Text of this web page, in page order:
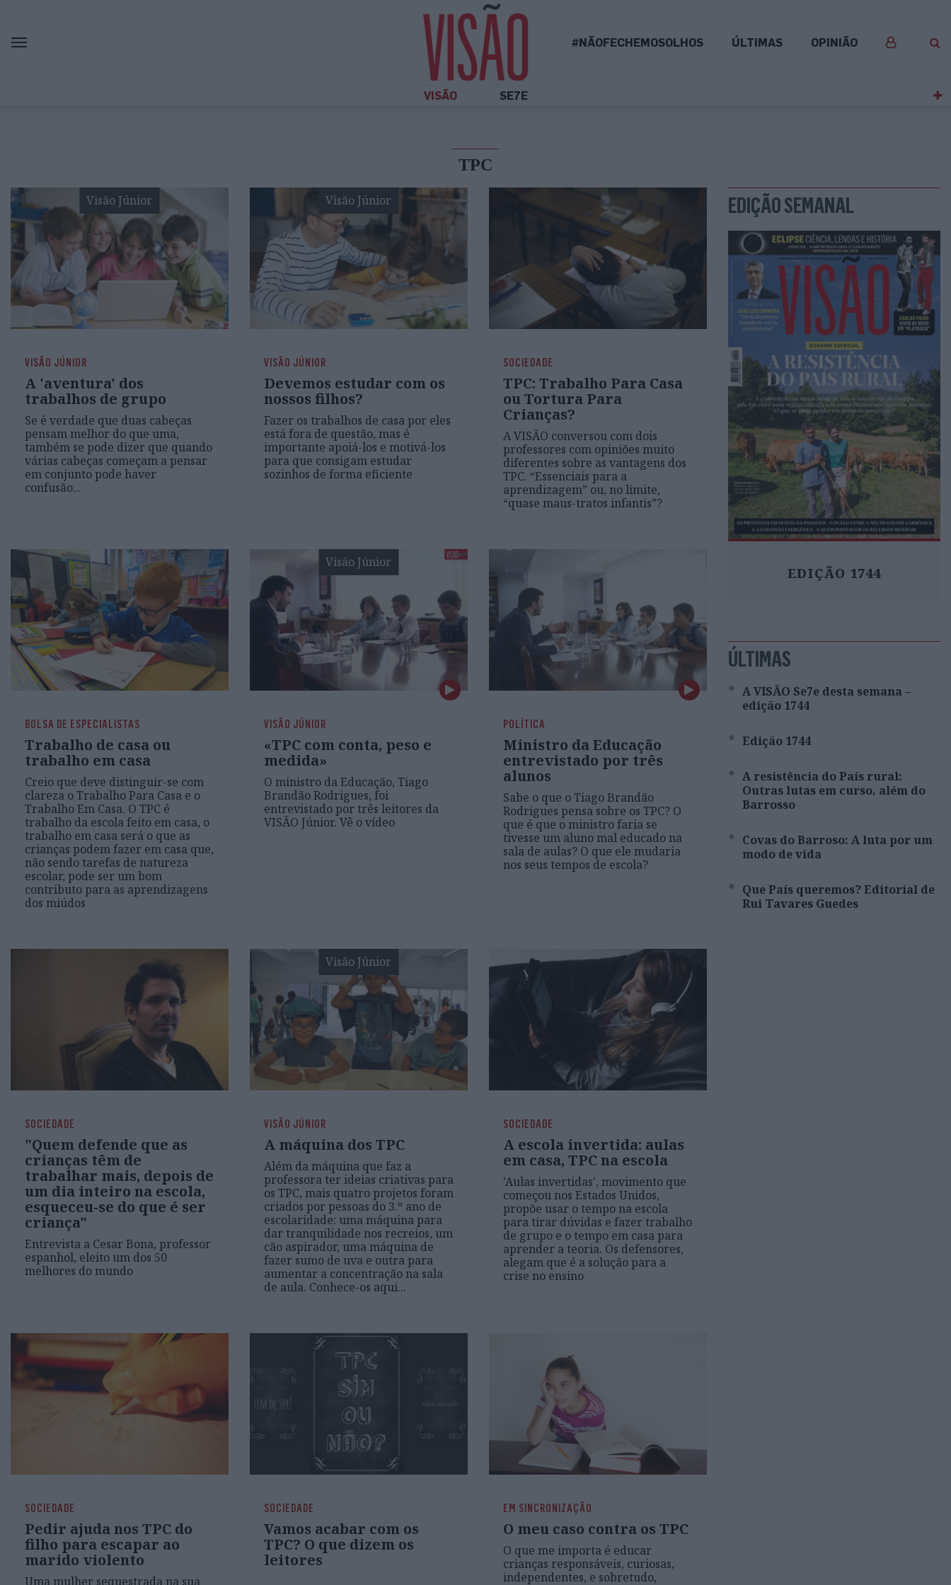
#NÃOFECHEMOSOLHOS ÚLTIMAS OPINIÃO
VISÃO SE7E
TPC
Visão Júnior
VISÃO JÚNIOR
A 'aventura' dos
trabalhos de grupo
Se é verdade que duas cabeças
pensam melhor do que uma,
também se pode dizer que quando
várias cabeças começam a pensar
em conjunto pode haver
confusão...
Visão Júnior
VISÃO JÚNIOR
Devemos estudar com os
nossos filhos?
Fazer os trabalhos de casa por eles
está fora de questão, mas é
importante apoiá-los e motivá-los
para que consigam estudar
sozinhos de forma eficiente
SOCIEDADE
TPC: Trabalho Para Casa
ou Tortura Para
Crianças?
A VISÃO conversou com dois
professores com opiniões muito
diferentes sobre as vantagens dos
TPC. “Essenciais para a
aprendizagem” ou, no limite,
“quase maus-tratos infantis”?
BOLSA DE ESPECIALISTAS
Trabalho de casa ou
trabalho em casa
Creio que deve distinguir-se com
clareza o Trabalho Para Casa e o
Trabalho Em Casa. O TPC é
trabalho da escola feito em casa, o
trabalho em casa será o que as
crianças podem fazer em casa que,
não sendo tarefas de natureza
escolar, pode ser um bom
contributo para as aprendizagens
dos miúdos
Visão Júnior
VISÃO JÚNIOR
«TPC com conta, peso e
medida»
O ministro da Educação, Tiago
Brandão Rodrigues, foi
entrevistado por três leitores da
VISÃO Júnior. Vê o vídeo
POLÍTICA
Ministro da Educação
entrevistado por três
alunos
Sabe o que o Tiago Brandão
Rodrigues pensa sobre os TPC? O
que é que o ministro faria se
tivesse um aluno mal educado na
sala de aulas? O que ele mudaria
nos seus tempos de escola?
SOCIEDADE
"Quem defende que as
crianças têm de
trabalhar mais, depois de
um dia inteiro na escola,
esqueceu-se do que é ser
criança"
Entrevista a Cesar Bona, professor
espanhol, eleito um dos 50
melhores do mundo
Visão Júnior
VISÃO JÚNIOR
A máquina dos TPC
Além da máquina que faz a
professora ter ideias criativas para
os TPC, mais quatro projetos foram
criados por pessoas do 3.º ano de
escolaridade: uma máquina para
dar tranquilidade nos recreios, um
cão aspirador, uma máquina de
fazer sumo de uva e outra para
aumentar a concentração na sala
de aula. Conhece-os aqui...
SOCIEDADE
A escola invertida: aulas
em casa, TPC na escola
'Aulas invertidas', movimento que
começou nos Estados Unidos,
propõe usar o tempo na escola
para tirar dúvidas e fazer trabalho
de grupo e o tempo em casa para
aprender a teoria. Os defensores,
alegam que é a solução para a
crise no ensino
SOCIEDADE
Pedir ajuda nos TPC do
filho para escapar ao
marido violento
Uma mulher sequestrada na sua
SOCIEDADE
Vamos acabar com os
TPC? O que dizem os
leitores
EM SINCRONIZAÇÃO
O meu caso contra os TPC
O que me importa é educar
crianças responsáveis, curiosas,
independentes, e sobretudo,
EDIÇÃO SEMANAL
EDIÇÃO 1744
ÚLTIMAS
A VISÃO Se7e desta semana –
edição 1744
Edição 1744
A resistência do País rural:
Outras lutas em curso, além do
Barrosso
Covas do Barroso: A luta por um
modo de vida
Que País queremos? Editorial de
Rui Tavares Guedes